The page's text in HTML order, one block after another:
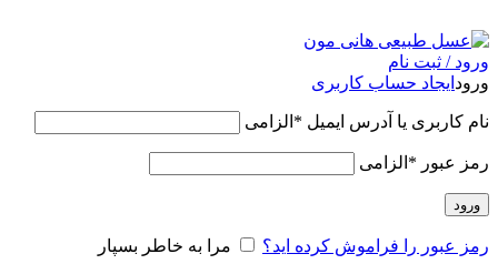
ورود / ثبت نام
ورود ایجاد حساب کاربری
نام کاربری یا آدرس ایمیل * الزامی
رمز عبور * الزامی
ورود
رمز عبور را فراموش کرده اید؟ مرا به خاطر بسپار